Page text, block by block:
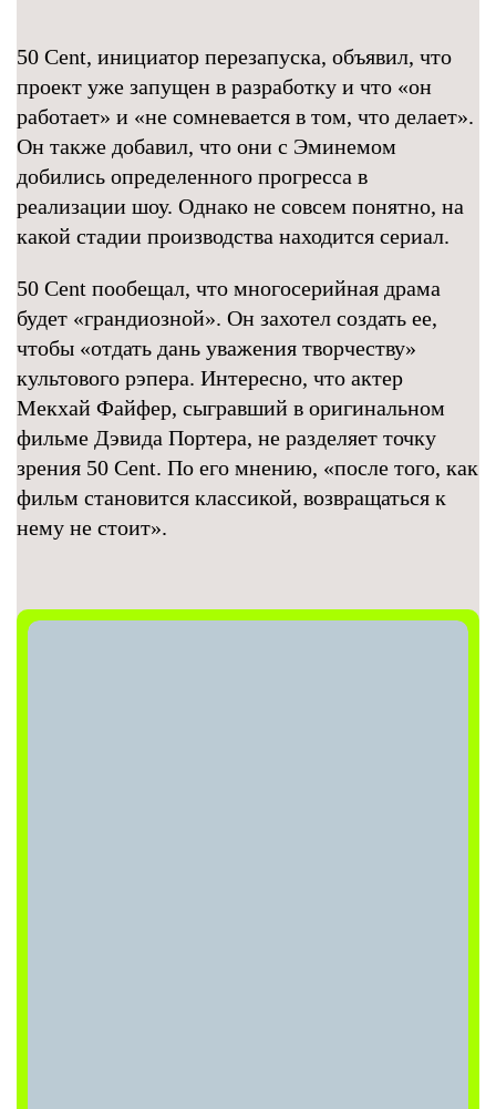
50 Cent, инициатор перезапуска, объявил, что
проект уже запущен в разработку и что «он
работает» и «не сомневается в том, что делает».
Он также добавил, что они с Эминемом
добились определенного прогресса в
реализации шоу. Однако не совсем понятно, на
какой стадии производства находится сериал.
50 Cent пообещал, что многосерийная драма
будет «грандиозной». Он захотел создать ее,
чтобы «отдать дань уважения творчеству»
культового рэпера. Интересно, что актер
Мекхай Файфер, сыгравший в оригинальном
фильме Дэвида Портера, не разделяет точку
зрения 50 Cent. По его мнению, «после того, как
фильм становится классикой, возвращаться к
нему не стоит».